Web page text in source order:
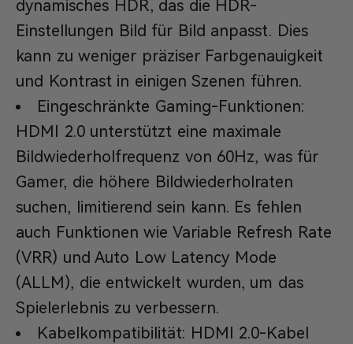
dynamisches HDR, das die HDR-
Einstellungen Bild für Bild anpasst. Dies
kann zu weniger präziser Farbgenauigkeit
und Kontrast in einigen Szenen führen.
Eingeschränkte Gaming-Funktionen:
HDMI 2.0 unterstützt eine maximale
Bildwiederholfrequenz von 60Hz, was für
Gamer, die höhere Bildwiederholraten
suchen, limitierend sein kann. Es fehlen
auch Funktionen wie Variable Refresh Rate
(VRR) und Auto Low Latency Mode
(ALLM), die entwickelt wurden, um das
Spielerlebnis zu verbessern.
Kabelkompatibilität: HDMI 2.0-Kabel